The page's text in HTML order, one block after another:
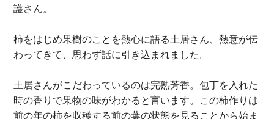
護さん。
柿をはじめ果樹のことを熱心に語る土居さん、熱意が伝
わってきて、思わず話に引き込まれました。
土居さんがこだわっているのは完熟芳香。包丁を入れた
時の香りで果物の味がわかると言います。この柿作りは
前の年の柿を収穫する前の葉の状態を見ることから始ま